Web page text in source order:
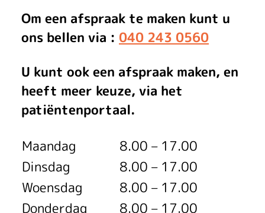
O
p
e
n
i
n
g
s
Om een afspraak te maken kunt u
ons bellen via : 040 243 0560
U kunt ook een afspraak maken, en
heeft meer keuze, via het
patiëntenportaal.
Maandag
8.00 – 17.00
Dinsdag
8.00 – 17.00
Woensdag
8.00 – 17.00
Donderdag
8.00 – 17.00